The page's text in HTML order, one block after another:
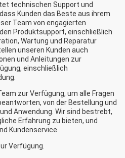
technischen Support und
Kunden das Beste aus ihrem
Team von engagierten
Produktsupport, einschließlich
Wartung und Reparatur
unseren Kunden auch
und Anleitungen zur
einschließlich
zur Verfügung, um alle Fragen
von der Bestellung und
Anwendung. Wir sind bestrebt,
Erfahrung zu bieten, und
Kundenservice
Verfügung.